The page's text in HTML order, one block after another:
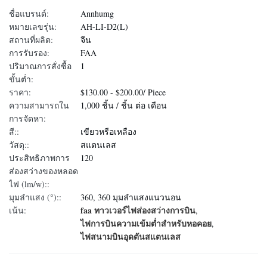
ชื่อแบรนด์:
Annhumg
หมายเลขรุ่น:
AH-LI-D2(L)
สถานที่ผลิต:
จีน
การรับรอง:
FAA
ปริมาณการสั่งซื้อ
ขั้นต่ำ:
1
ราคา:
$130.00 - $200.00/ Piece
ความสามารถใน
การจัดหา:
1,000 ชิ้น / ชิ้น ต่อ เดือน
สี::
เขียวหรือเหลือง
วัสดุ::
สแตนเลส
ประสิทธิภาพการ
ส่องสว่างของหลอด
ไฟ (lm/w)::
120
มุมลำแสง (°)::
360, 360 มุมลำแสงแนวนอน
เน้น:
faa ทาวเวอร์ไฟส่องสว่างการบิน,
ไฟการบินความเข้มต่ำสำหรับหอคอย,
ไฟสนามบินอุดตันสแตนเลส